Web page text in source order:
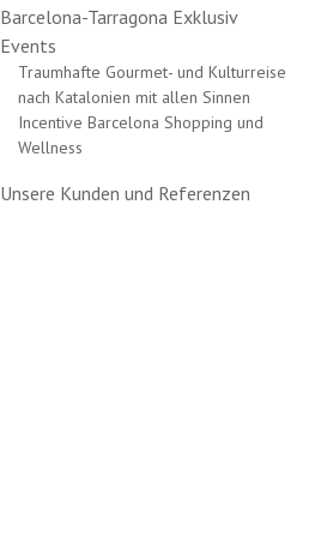
Barcelona-Tarragona Exklusiv
Events
Traumhafte Gourmet- und Kulturreise
nach Katalonien mit allen Sinnen
Incentive Barcelona Shopping und
Wellness
Unsere Kunden und Referenzen